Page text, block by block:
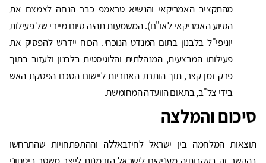
מהתקציב האמריקאי והנשיא טראמפ כבר הנחה לצמצם את
הסיוע האמריקאי לאו"ם). המשמעות תהיה סיום מיידי של פעילות
יוניפי"ל בלבנון בתום המנדט הנוכחי. הכוח יידרש להפסיק את
פעילותו המבצעית, המנהלתית והלוגיסטית בלבנון ולעזוב בתוך
פרק זמן קצר, תוך הותרת האחריות ליישום הסכם הפסקת האש
בידי צל"ב, בתאום הוועדה המחומשת.
סיכום והמלצה
תוצאות המלחמה בין ישראל לחיזבאללה וההתפתחויות שהתרחשו